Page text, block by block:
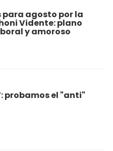
para agosto por la
Vidente: plano
y amoroso
probamos el "anti"